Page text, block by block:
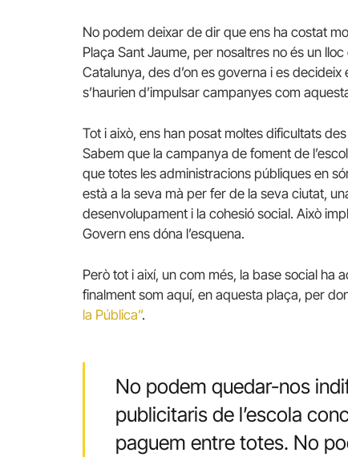
No podem deixar de dir que ens ha costat
Plaça Sant Jaume, per nosaltres no és un
Catalunya, des d’on es governa i es decideix
s’haurien d’impulsar campanyes com
Tot i això, ens han posat moltes dificultats
Sabem que la campanya de foment de
que totes les administracions públiques en
està a la seva mà per fer de la seva ciutat,
desenvolupament i la cohesió social. Això
Govern ens dóna l’esquena.
Però tot i així, un com més, la base social ha
finalment som aquí, en aquesta plaça, per
la Pública”.
No podem quedar-nos
publicitaris de l’escola
paguem entre totes. No